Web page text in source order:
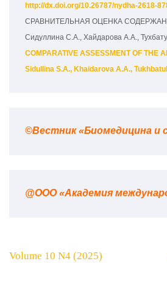
http://dx.doi.org/10.26787/nydha-2618-
СРАВНИТЕЛЬНАЯ ОЦЕНКА
Сидуллина С.А., Хайдарова А.А.,
COMPARATIVE ASSESSMENT OF THE
Sidullina S.A., Khaidarova A.A.,
©Вестник «Биомедицина и
@ООО «Академия
Навигация
Volume 10 N4 (2025)